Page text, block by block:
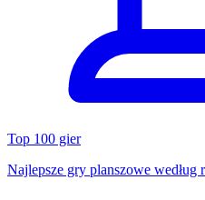
Top 100 gier
Najlepsze gry planszowe według